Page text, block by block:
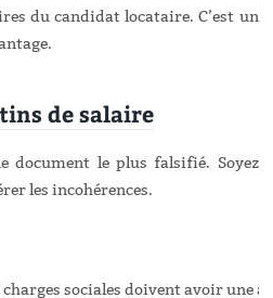
du candidat locataire. C’est un
de salaire
document le plus falsifié. Soyez
les incohérences.
sociales doivent avoir une